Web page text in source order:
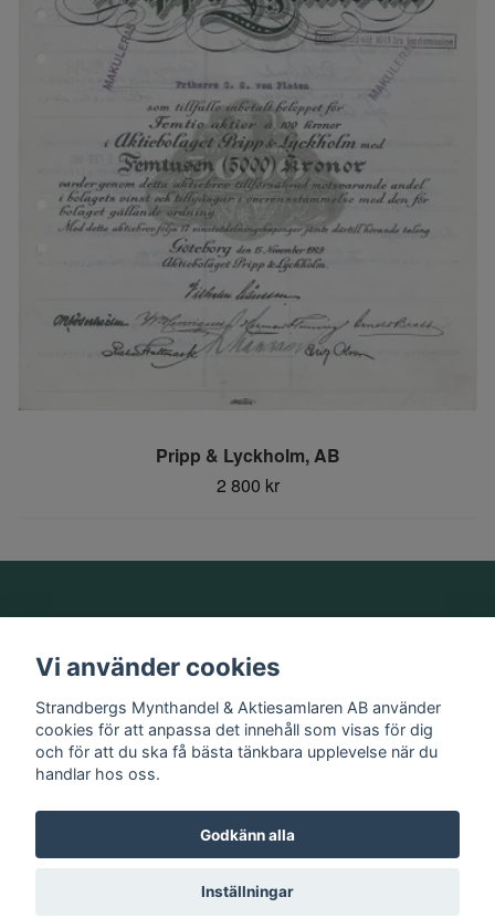
Pripp & Lyckholm, AB
2 800 kr
Information
Sociala medier
© 2026 Strandbergs Mynthandel & Aktiesamlaren AB
Vi använder cookies
Strandbergs Mynthandel & Aktiesamlaren AB använder
cookies för att anpassa det innehåll som visas för dig
och för att du ska få bästa tänkbara upplevelse när du
handlar hos oss.
Godkänn alla
Inställningar